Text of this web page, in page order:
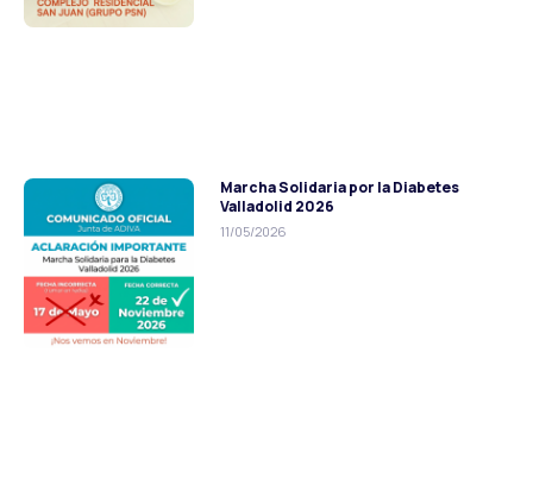
Marcha Solidaria por la Diabetes
Valladolid 2026
11/05/2026